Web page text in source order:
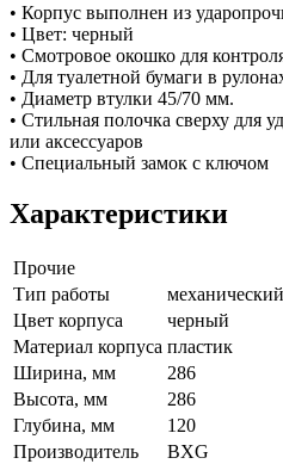
• Корпус выполнен из
• Цвет: черный
• Смотровое окошко для
• Для туалетной бумаги в
• Диаметр втулки 45/70 мм.
• Стильная полочка сверху для
или аксессуаров
• Специальный замок с ключом
Характеристики
Прочие
Тип работы
механический
Цвет корпуса
черный
Материал корпуса пластик
Ширина, мм
286
Высота, мм
286
Глубина, мм
120
Производитель
BXG